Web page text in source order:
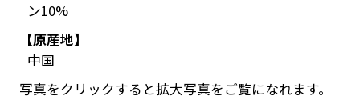
ン10%
【原産地】
中国
写真をクリックすると拡大写真をご覧になれます。